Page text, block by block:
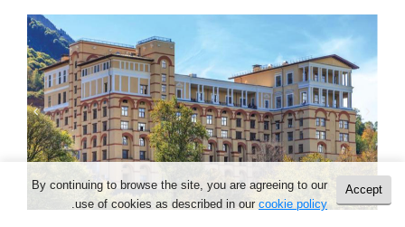
Accept
By continuing to browse the site, you are agreeing to our
use of cookies as described in our cookie policy
.